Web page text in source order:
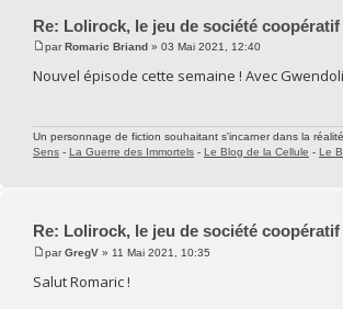
Re: Lolirock, le jeu de société coopératif
parRomaric Briand » 03 Mai 2021, 12:40
Nouvel épisode cette semaine ! Avec
Un personnage de fiction souhaitant s'incarner dans la
Sens - La Guerre des Immortels - Le Blog de la Cellule - Le
Re: Lolirock, le jeu de société
parGregV » 11 Mai 2021, 10:35
Salut Romaric !